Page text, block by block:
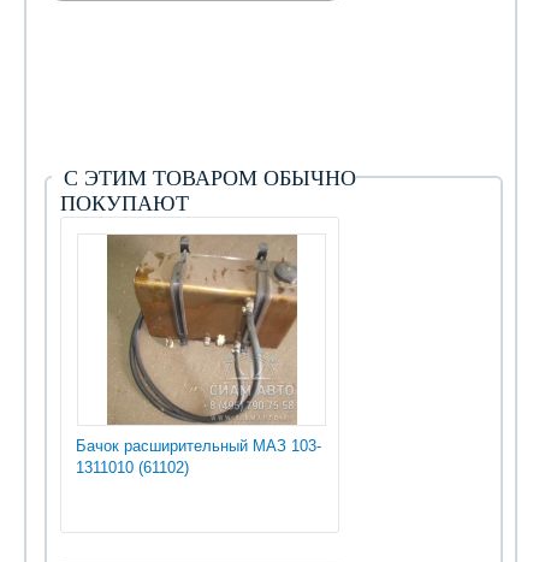
С ЭТИМ ТОВАРОМ ОБЫЧНО
ПОКУПАЮТ
Бачок расширительный МАЗ 103-
1311010 (61102)